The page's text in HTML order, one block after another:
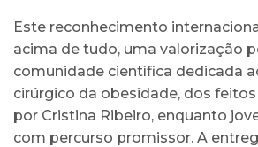
Este reconhecimento
acima de tudo, uma valorização
comunidade científica dedicada
cirúrgico da obesidade, dos
por Cristina Ribeiro, enquanto
com percurso promissor. A